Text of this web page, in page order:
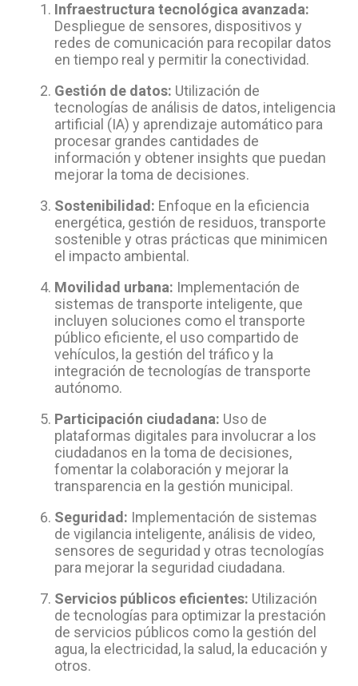
Infraestructura tecnológica avanzada:
Despliegue de sensores, dispositivos y
redes de comunicación para recopilar datos
en tiempo real y permitir la conectividad.
Gestión de datos: Utilización de
tecnologías de análisis de datos, inteligencia
artificial (IA) y aprendizaje automático para
procesar grandes cantidades de
información y obtener insights que puedan
mejorar la toma de decisiones.
Sostenibilidad: Enfoque en la eficiencia
energética, gestión de residuos, transporte
sostenible y otras prácticas que minimicen
el impacto ambiental.
Movilidad urbana: Implementación de
sistemas de transporte inteligente, que
incluyen soluciones como el transporte
público eficiente, el uso compartido de
vehículos, la gestión del tráfico y la
integración de tecnologías de transporte
autónomo.
Participación ciudadana: Uso de
plataformas digitales para involucrar a los
ciudadanos en la toma de decisiones,
fomentar la colaboración y mejorar la
transparencia en la gestión municipal.
Seguridad: Implementación de sistemas
de vigilancia inteligente, análisis de video,
sensores de seguridad y otras tecnologías
para mejorar la seguridad ciudadana.
Servicios públicos eficientes: Utilización
de tecnologías para optimizar la prestación
de servicios públicos como la gestión del
agua, la electricidad, la salud, la educación y
otros.